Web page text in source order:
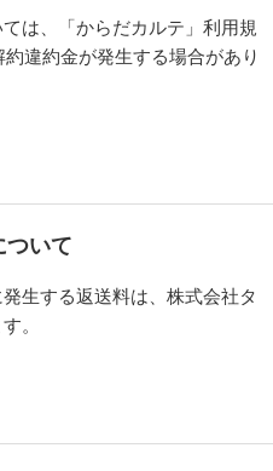
は、「からだカルテ」利用規
違約金が発生する場合があり
ついて
生する返送料は、株式会社タ
。